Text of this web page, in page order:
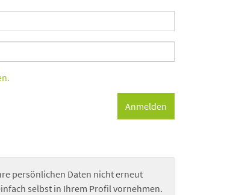
Anmelden
persönlichen Daten nicht erneut
selbst in Ihrem Profil vornehmen.